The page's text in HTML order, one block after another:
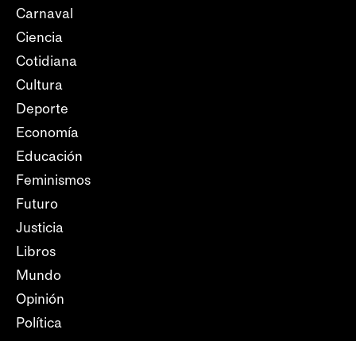
Carnaval
Ciencia
Cotidiana
Cultura
Deporte
Economía
Educación
Feminismos
Futuro
Justicia
Libros
Mundo
Opinión
Política